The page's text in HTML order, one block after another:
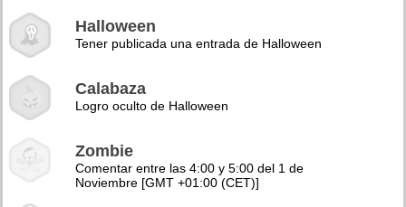
Halloween
Tener publicada una entrada de Halloween
Calabaza
Logro oculto de Halloween
Zombie
Comentar entre las 4:00 y 5:00 del 1 de
Noviembre [GMT +01:00 (CET)]